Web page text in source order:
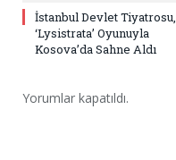
İstanbul Devlet Tiyatrosu,
‘Lysistrata’ Oyunuyla
Kosova’da Sahne Aldı
Yorumlar kapatıldı.